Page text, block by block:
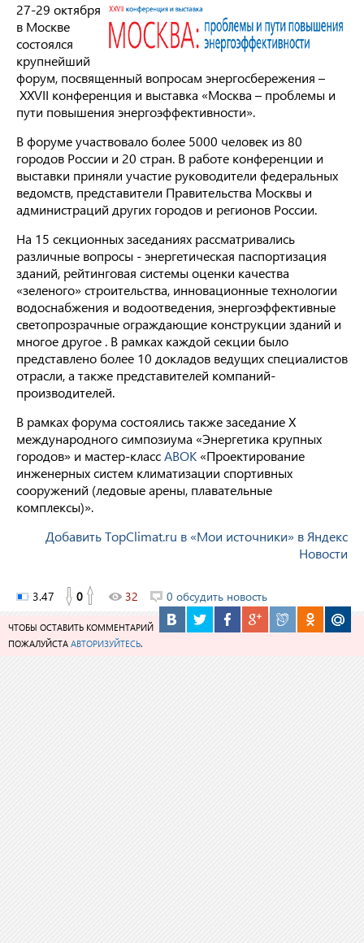
27-29 октября
в Москве
состоялся
крупнейший
форум, посвященный вопросам энергосбережения –
XXVII конференция и выставка «Москва – проблемы и
пути повышения энергоэффективности».
В форуме участвовало более 5000 человек из 80
городов России и 20 стран. В работе конференции и
выставки приняли участие руководители федеральных
ведомств, представители Правительства Москвы и
администраций других городов и регионов России.
На 15 секционных заседаниях рассматривались
различные вопросы - энергетическая паспортизация
зданий, рейтинговая системы оценки качества
«зеленого» строительства, инновационные технологии
водоснабжения и водоотведения, энергоэффективные
светопрозрачные ограждающие конструкции зданий и
многое другое . В рамках каждой секции было
представлено более 10 докладов ведущих специалистов
отрасли, а также представителей компаний-
производителей.
В рамках форума состоялись также заседание X
международного симпозиума «Энергетика крупных
городов» и мастер-классАВОК «Проектирование
инженерных систем климатизации спортивных
сооружений (ледовые арены, плавательные
комплексы)».
Добавить TopClimat.ru в «Мои источники» в Яндекс
Новости
3.47 0 32 0 обсудить новость
ЧТОБЫ ОСТАВИТЬ КОММЕНТАРИЙ
ПОЖАЛУЙСТА АВТОРИЗУЙТЕСЬ.